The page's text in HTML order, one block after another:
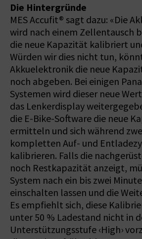
Die Hintergründe
MES Accufit® sagt dazu: «Die
wird nach einem Zellentausch
die neue Kapazität kalibriert
Würden wir dies nicht tun,
Akkuelektronik die neue
noch abgeben. Bei einigen
Systemen wird dieser neue
das Lenkerdisplay
die E-Bike-Software die neue
ermitteln und sich während
kompletten Auf- und
kalibrieren. Falls die
noch Restkapazität anzeigt,
System nach ein bis zwei
einschalten lassen und die
Es empfiehlt sich, diese
unter 50 % Ladestand nicht in
Unterstützungsstufe ‹High›